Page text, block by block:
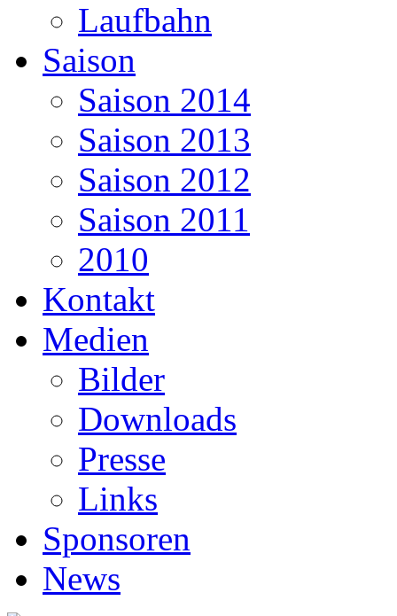
Laufbahn
Saison
Saison 2014
Saison 2013
Saison 2012
Saison 2011
2010
Kontakt
Medien
Bilder
Downloads
Presse
Links
Sponsoren
News